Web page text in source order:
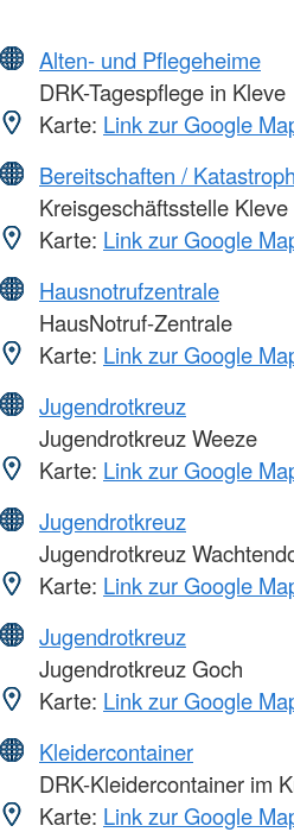
Alten- und Pflegeheime
DRK-Tagespflege in Kleve
Karte: Link zur Google
Bereitschaften /
Kreisgeschäftsstelle Kleve
Karte: Link zur Google
Hausnotrufzentrale
HausNotruf-Zentrale
Karte: Link zur Google
Jugendrotkreuz
Jugendrotkreuz Weeze
Karte: Link zur Google
Jugendrotkreuz
Jugendrotkreuz
Karte: Link zur Google
Jugendrotkreuz
Jugendrotkreuz Goch
Karte: Link zur Google
Kleidercontainer
DRK-Kleidercontainer im
Karte: Link zur Google